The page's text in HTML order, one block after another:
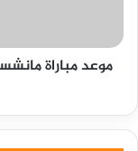
والبث
المجاني
موعد مباراة